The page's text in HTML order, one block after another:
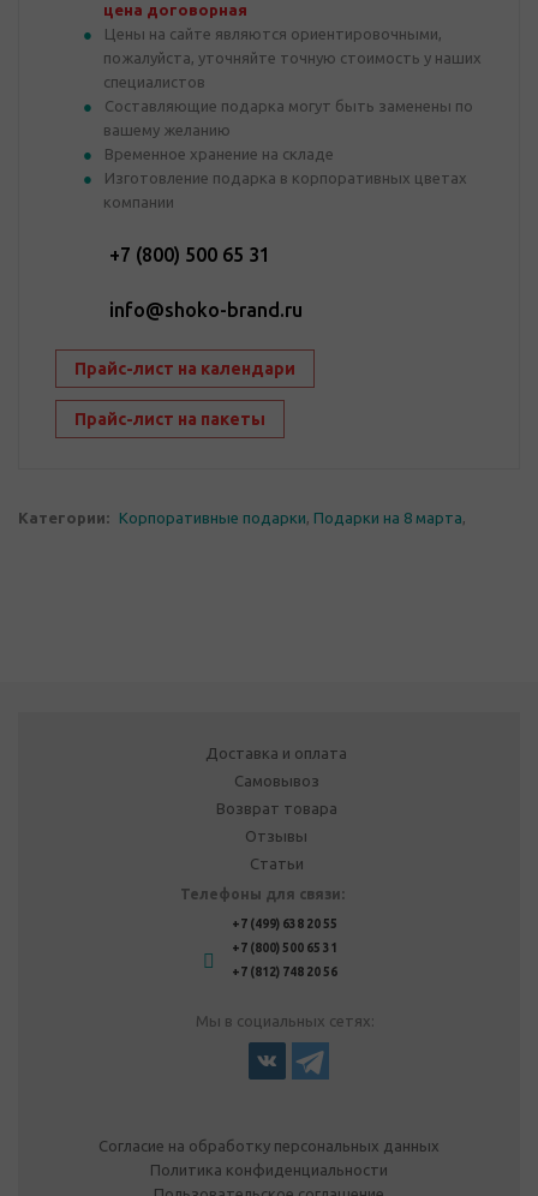
цена договорная
Цены на сайте являются ориентировочными,
пожалуйста, уточняйте точную стоимость у наших
специалистов
Составляющие подарка могут быть заменены по
вашему желанию
Временное хранение на складе
Изготовление подарка в корпоративных цветах
компании
+7 (800) 500 65 31
info@shoko-brand.ru
Прайс-лист на календари
Прайс-лист на пакеты
Категории: Корпоративные подарки, Подарки на 8 марта,
Доставка и оплата
Самовывоз
Возврат товара
Отзывы
Статьи
Телефоны для связи:
+7 (499) 638 20 55
+7 (800) 500 65 31
+7 (812) 748 20 56
Мы в социальных сетях:
Согласие на обработку персональных данных
Политика конфиденциальности